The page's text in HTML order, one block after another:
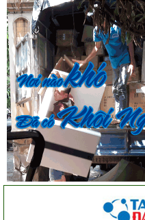
Công ty Khôi Nguyên
gói rất cẩn thận. Cô rất
Khảo sát nhanh, giá cả